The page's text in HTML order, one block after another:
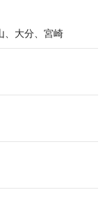
、大分、宮崎